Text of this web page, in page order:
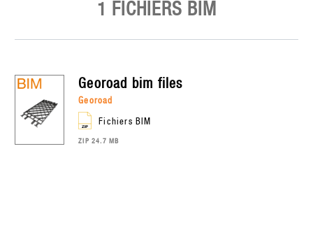
1 FICHIERS BIM
georoad bim files
georoad
Fichiers BIM
ZIP 24.7 MB